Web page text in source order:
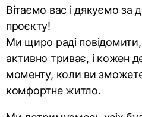
Вітаємо вас і дякуємо за
проєкту!
Ми щиро раді
активно триває, і кожен
моменту, коли ви зможете
комфортне житло.